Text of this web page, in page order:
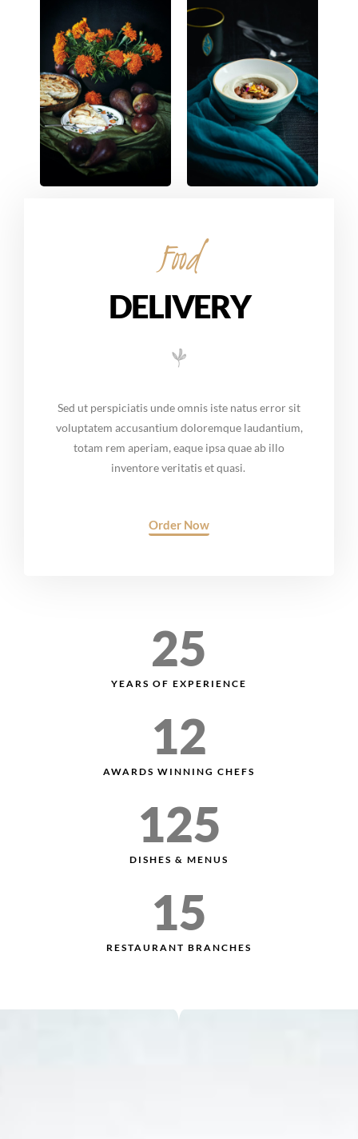
Food
DELIVERY
Sed ut perspiciatis unde omnis iste natus error sit
voluptatem accusantium doloremque laudantium,
totam rem aperiam, eaque ipsa quae ab illo
inventore veritatis et quasi.
Order Now
YEARS OF EXPERIENCE
25
AWARDS WINNING CHEFS
12
DISHES & MENUS
125
RESTAURANT BRANCHES
15